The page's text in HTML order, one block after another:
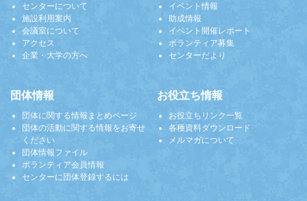
センターについて
施設利用案内
会議室について
アクセス
企業・大学の方へ
イベント情報
助成情報
イベント開催レポート
ボランティア募集
センターだより
団体情報
団体に関する情報まとめページ
団体の活動に関する情報をお寄せ
ください
団体情報ファイル
ボランティア会員情報
センターに団体登録するには
お役立ち情報
お役立ちリンク一覧
各種資料ダウンロード
メルマガについて